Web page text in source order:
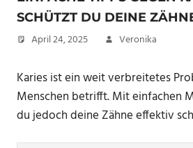
SCHÜTZT DU DEINE
April 24, 2025 Veronika
Karies ist ein weit verbreitetes
Menschen betrifft. Mit einfachen
du jedoch deine Zähne effektiv